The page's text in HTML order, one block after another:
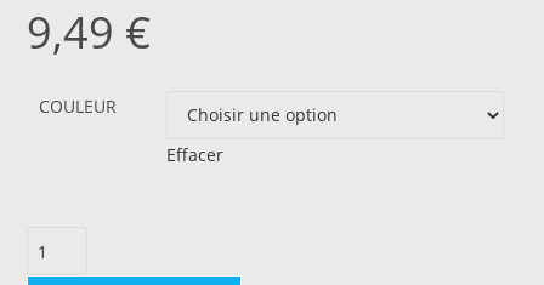
9,49 €
COULEUR
Effacer
quantité
de